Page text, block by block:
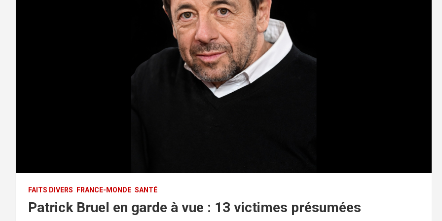
FAITS DIVERS FRANCE-MONDE SANTÉ
Patrick Bruel en garde à vue : 13 victimes présumées